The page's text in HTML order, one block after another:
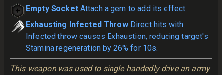
Empty Socket Attach a gem to add its effect.
Exhausting Infected Throw Direct hits with
Infected throw causes Exhaustion, reducing target's
Stamina regeneration by 26% for 10s.
This weapon was used to single handedly drive an army